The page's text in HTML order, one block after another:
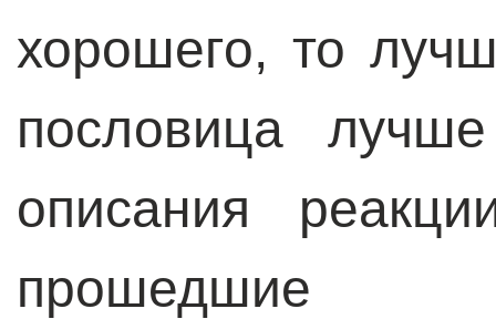
хорошего, то
пословица
описания
прошедшие